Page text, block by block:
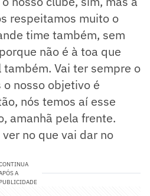
respeitamos muito o
time também, sem
não é à toa que
Vai ter sempre o
nosso objetivo é
nós temos aí esse
amanhã pela frente.
no que vai dar no
A
PUBLICIDADE